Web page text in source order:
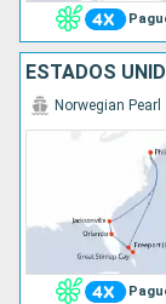
ESTADOS
Norwegian Pearl